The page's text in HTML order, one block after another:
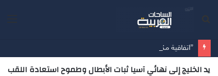
يد الخليج إلى نهائي آسيا ثبات الأبطال وطموح استعادة اللقب